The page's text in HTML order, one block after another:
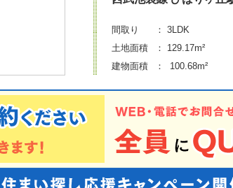
間取り
： 3LDK
土地面積
： 129.17m²
建物面積
： 100.68m²